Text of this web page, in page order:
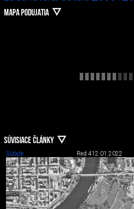
MAPA PODUJATIA
SÚVISIACE ČLÁNKY
Súťaže Red 412.01.2022